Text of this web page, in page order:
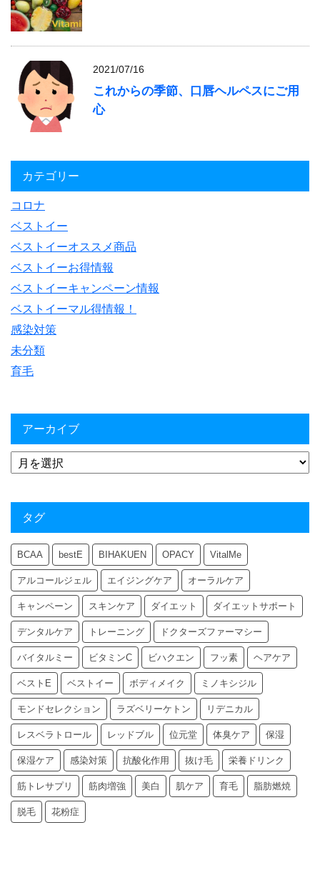
2021/07/16
これからの季節、口唇ヘルペスにご用
心
カテゴリー
コロナ
ベストイー
ベストイーオススメ商品
ベストイーお得情報
ベストイーキャンペーン情報
ベストイーマル得情報！
感染対策
未分類
育毛
アーカイブ
タグ
BCAA bestE BIHAKUEN OPACY VitalMe
アルコールジェル エイジングケア オーラルケア
キャンペーン スキンケア ダイエット ダイエットサポート
デンタルケア トレーニング ドクターズファーマシー
バイタルミー ビタミンC ビハクエン フッ素 ヘアケア
ベストE ベストイー ボディメイク ミノキシジル
モンドセレクション ラズベリーケトン リデニカル
レスベラトロール レッドブル 位元堂 体臭ケア 保湿
保湿ケア 感染対策 抗酸化作用 抜け毛 栄養ドリンク
筋トレサプリ 筋肉増強 美白 肌ケア 育毛 脂肪燃焼
脱毛 花粉症